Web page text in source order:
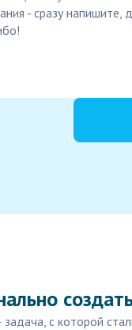
- сразу напишите,
с которой